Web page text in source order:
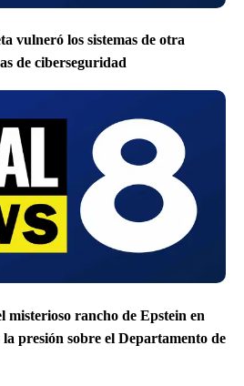
vulneró los sistemas de otra
de ciberseguridad
misterioso rancho de Epstein en
presión sobre el Departamento de